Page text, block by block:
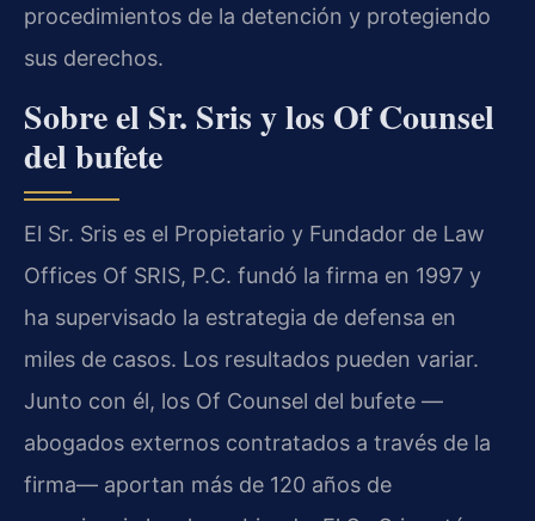
procedimientos de la detención y protegiendo
sus derechos.
Sobre el Sr. Sris y los Of Counsel
del bufete
El Sr. Sris es el Propietario y Fundador de Law
Offices Of SRIS, P.C. fundó la firma en 1997 y
ha supervisado la estrategia de defensa en
miles de casos. Los resultados pueden variar.
Junto con él, los Of Counsel del bufete —
abogados externos contratados a través de la
firma— aportan más de 120 años de